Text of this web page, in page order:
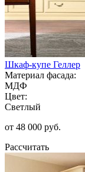
Шкаф-купе Геллер
Материал фасада:
МДФ
Цвет:
Светлый
от 48 000 руб.
Рассчитать